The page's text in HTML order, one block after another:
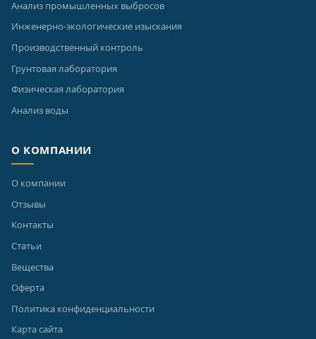
Анализ промышленных выбросов
Инженерно-экологические изыскания
Производственный контроль
Грунтовая лаборатория
Физическая лаборатория
Анализ воды
О КОМПАНИИ
О компании
Отзывы
Контакты
Статьи
Вещества
Оферта
Политика конфиденциальности
Карта сайта